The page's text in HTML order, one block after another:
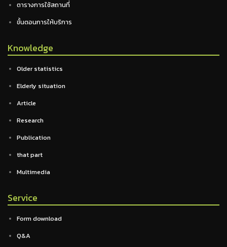
ตารางการใช้สถานที่
ขั้นตอนการให้บริการ
Knowledge
Older statistics
Elderly situation
Article
Research
Publication
that part
Multimedia
Service
Form download
Q&A